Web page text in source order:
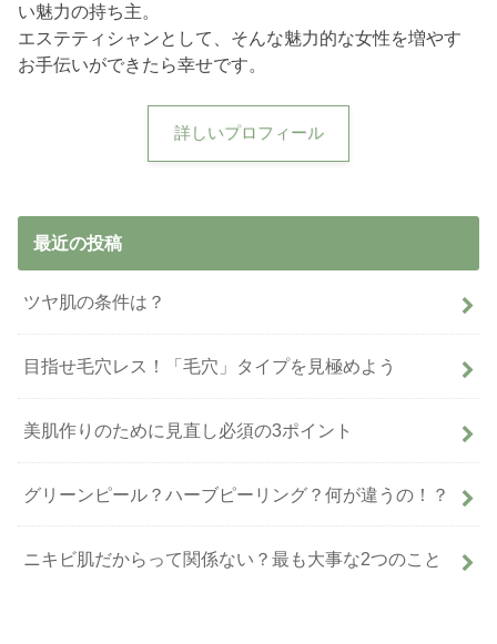
い魅力の持ち主。
エステティシャンとして、そんな魅力的な女性を増やす
お手伝いができたら幸せです。
詳しいプロフィール
最近の投稿
ツヤ肌の条件は？
目指せ毛穴レス！「毛穴」タイプを見極めよう
美肌作りのために見直し必須の3ポイント
グリーンピール？ハーブピーリング？何が違うの！？
ニキビ肌だからって関係ない？最も大事な2つのこと